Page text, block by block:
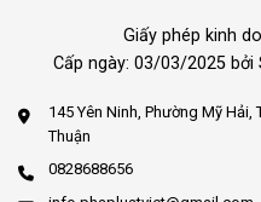
Giấy phép kinh
Cấp ngày: 03/03/2025 bởi
145 Yên Ninh, Phường Mỹ Hải,
Thuận
0828688656